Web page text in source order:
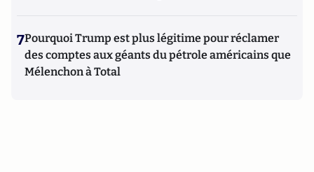
7Pourquoi Trump est plus légitime pour réclamer
des comptes aux géants du pétrole américains que
Mélenchon à Total